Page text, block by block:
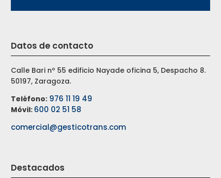
Datos de contacto
Calle Bari nº 55 edificio Nayade oficina 5, Despacho 8.
50197, Zaragoza.
Teléfono: 976 11 19 49
Móvil: 600 02 51 58
comercial@gesticotrans.com
Destacados